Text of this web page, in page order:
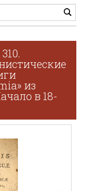
из
в 18-